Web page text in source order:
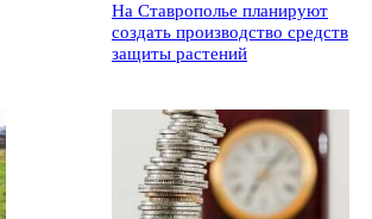
На Ставрополье планируют
создать производство средств
защиты растений